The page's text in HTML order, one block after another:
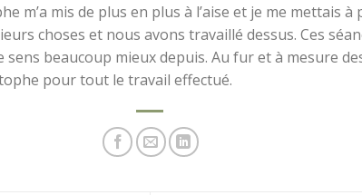
m’a mis de plus en plus à l’aise et je me mettais
choses et nous avons travaillé dessus. Ces
beaucoup mieux depuis. Au fur et à mesure
pour tout le travail effectué.